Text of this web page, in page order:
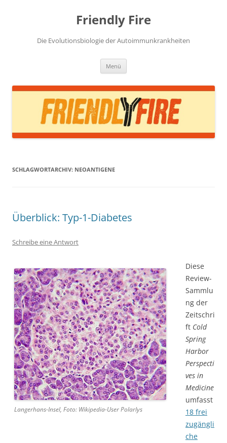
Friendly Fire
Die Evolutionsbiologie der Autoimmunkrankheiten
Menü
SCHLAGWORTARCHIV: NEOANTIGENE
Überblick: Typ-1-Diabetes
Schreibe eine Antwort
Langerhans-Insel, Foto: Wikipedia-User Polarlys
Diese
Review-
Sammlu
ng der
Zeitschri
ft Cold
Spring
Harbor
Perspecti
ves in
Medicine
umfasst
18 frei
zugängli
che